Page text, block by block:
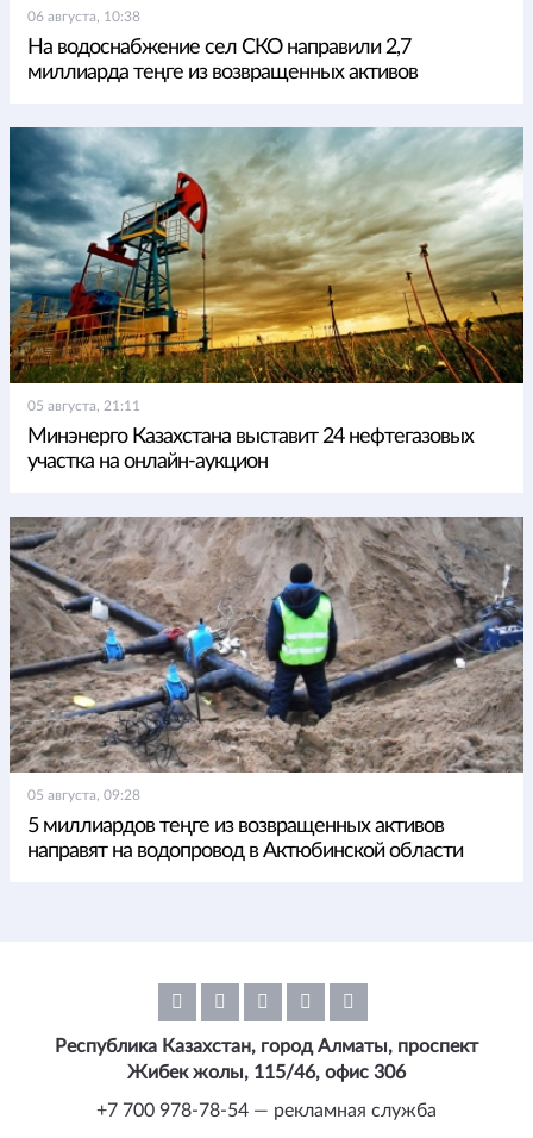
06 августа, 10:38
На водоснабжение сел СКО направили 2,7
миллиарда теңге из возвращенных активов
05 августа, 21:11
Минэнерго Казахстана выставит 24 нефтегазовых
участка на онлайн-аукцион
05 августа, 09:28
5 миллиардов теңге из возвращенных активов
направят на водопровод в Актюбинской области
Республика Казахстан, город Алматы, проспект
Жибек жолы, 115/46, офис 306
+7 700 978-78-54 — рекламная служба